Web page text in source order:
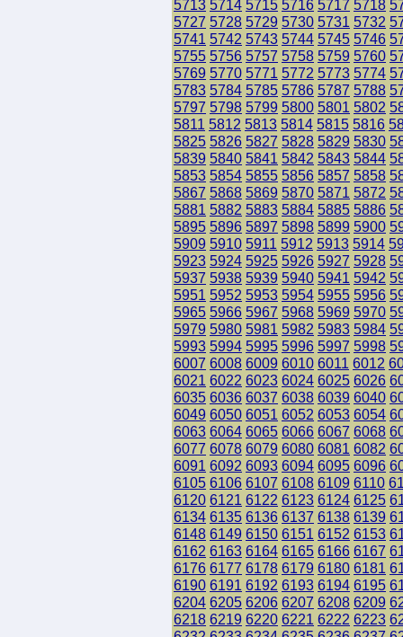
5713 5714 5715 5716 5717 5718
5727 5728 5729 5730 5731 5732
5741 5742 5743 5744 5745 5746
5755 5756 5757 5758 5759 5760
5769 5770 5771 5772 5773 5774
5783 5784 5785 5786 5787 5788
5797 5798 5799 5800 5801 5802
5811 5812 5813 5814 5815 5816
5825 5826 5827 5828 5829 5830
5839 5840 5841 5842 5843 5844
5853 5854 5855 5856 5857 5858
5867 5868 5869 5870 5871 5872
5881 5882 5883 5884 5885 5886
5895 5896 5897 5898 5899 5900
5909 5910 5911 5912 5913 5914
5923 5924 5925 5926 5927 5928
5937 5938 5939 5940 5941 5942
5951 5952 5953 5954 5955 5956
5965 5966 5967 5968 5969 5970
5979 5980 5981 5982 5983 5984
5993 5994 5995 5996 5997 5998
6007 6008 6009 6010 6011 6012
6021 6022 6023 6024 6025 6026
6035 6036 6037 6038 6039 6040
6049 6050 6051 6052 6053 6054
6063 6064 6065 6066 6067 6068
6077 6078 6079 6080 6081 6082
6091 6092 6093 6094 6095 6096
6105 6106 6107 6108 6109 6110
6120 6121 6122 6123 6124 6125
6134 6135 6136 6137 6138 6139
6148 6149 6150 6151 6152 6153
6162 6163 6164 6165 6166 6167
6176 6177 6178 6179 6180 6181
6190 6191 6192 6193 6194 6195
6204 6205 6206 6207 6208 6209
6218 6219 6220 6221 6222 6223